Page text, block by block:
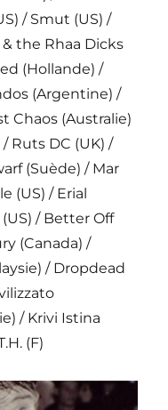
/ Smut (US) /
& the Rhaa Dicks
(Hollande) /
(Argentine) /
Chaos (Australie)
Ruts DC (UK) /
(Suède) / Mar
(US) / Erial
/ Better Off
(Canada) /
/ Dropdead
/ Krivi Istina
(F)